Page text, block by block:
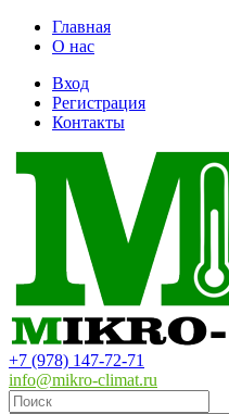
Главная
О нас
Вход
Регистрация
Контакты
+7 (978) 147-72-71
info@mikro-climat.ru